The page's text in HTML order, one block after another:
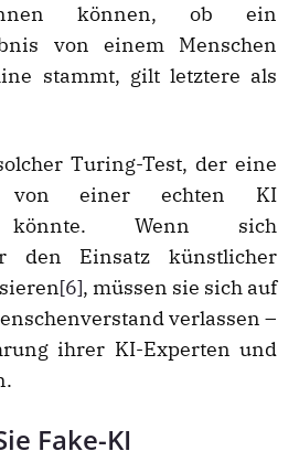
können, ob ein
von einem Menschen
stammt, gilt letztere als
Turing-Test, der eine
von einer echten KI
könnte. Wenn sich
den Einsatz künstlicher
[6], müssen sie sich auf
verlassen –
ihrer KI-Experten und
Fake-KI